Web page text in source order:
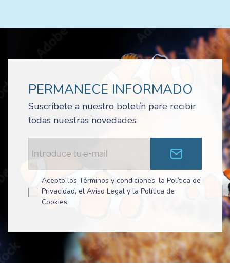
PERMANECE INFORMADO
Suscríbete a nuestro boletín pare recibir
todas nuestras novedades
Acepto los Términos y condiciones, la Política de
Privacidad, el Aviso Legal y la Política de
Cookies